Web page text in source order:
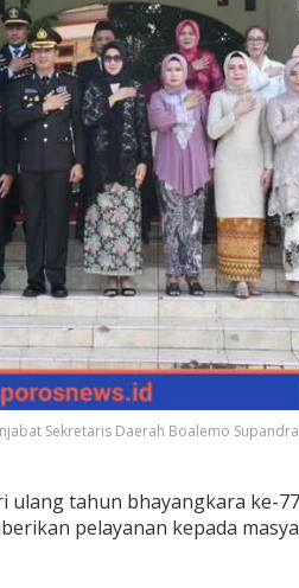
Sekretaris Daerah Boalemo
ulang tahun bhayangkara ke-
pelayanan kepada